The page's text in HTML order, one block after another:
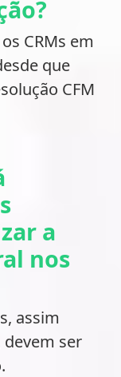
CRMs em
que
CFM
a
nos
assim
devem ser